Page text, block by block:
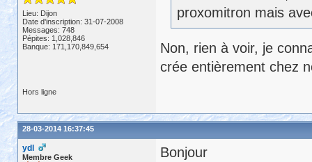
Lieu: Dijon
Date d'inscription: 31-07-2008
Messages: 748
Pépites: 1,028,846
Banque: 171,170,849,654
proxomitron mais
Non, rien à voir, je
crée entièrement chez
Hors ligne
28-03-2014 16:37:45
ydl
Membre Geek
Bonjour